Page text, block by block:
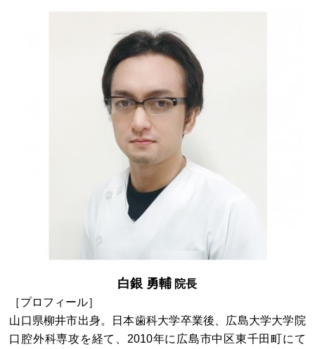
白銀 勇輔 院長
［プロフィール］
山口県柳井市出身。日本歯科大学卒業後、広島大学大学院
口腔外科専攻を経て、2010年に広島市中区東千田町にて